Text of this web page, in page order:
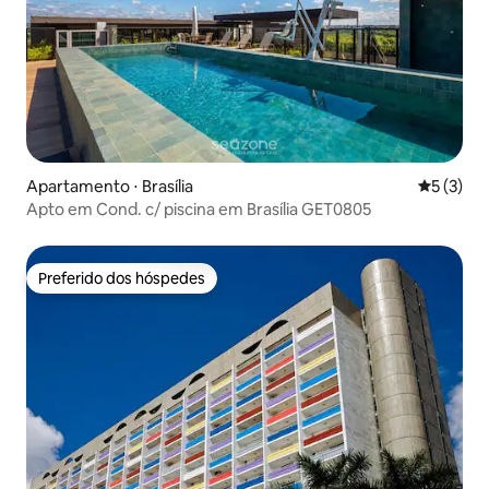
Apartamento ⋅ Brasília 5 de
5 (3)
Apto em Cond. c/ piscina em Brasília GET0805
Preferido dos hóspedes
Preferido dos hóspedes